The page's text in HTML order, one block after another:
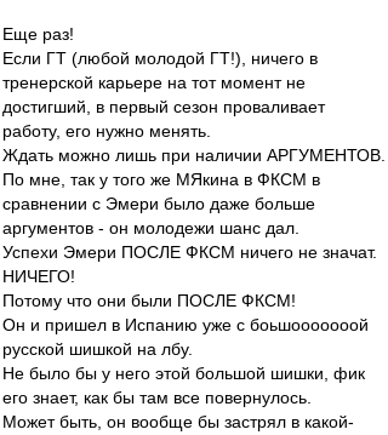
Еще раз!
Если ГТ (любой молодой ГТ!), ничего в
тренерской карьере на тот момент не
достигший, в первый сезон проваливает
работу, его нужно менять.
Ждать можно лишь при наличии АРГУМЕНТОВ.
По мне, так у того же МЯкина в ФКСМ в
сравнении с Эмери было даже больше
аргументов - он молодежи шанс дал.
Успехи Эмери ПОСЛЕ ФКСМ ничего не значат.
НИЧЕГО!
Потому что они были ПОСЛЕ ФКСМ!
Он и пришел в Испанию уже с боьшооооооой
русской шишкой на лбу.
Не было бы у него этой большой шишки, фик
его знает, как бы там все повернулось.
Может быть, он вообще бы застрял в какой-